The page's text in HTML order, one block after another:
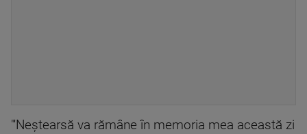
"'Neştearsă va rămâne în memoria mea această zi